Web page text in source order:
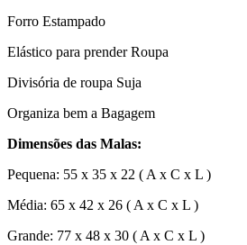
Forro Estampado
Elástico para prender Roupa
Divisória de roupa Suja
Organiza bem a Bagagem
Dimensões das Malas:
Pequena: 55 x 35 x 22 ( A x C x L )
Média: 65 x 42 x 26 ( A x C x L )
Grande: 77 x 48 x 30 ( A x C x L )